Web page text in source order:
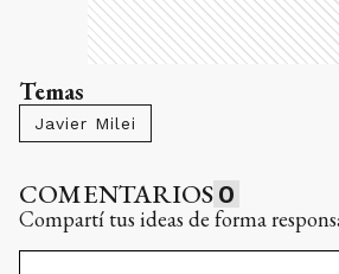
Temas
Javier Milei
COMENTARIOS 0
Compartí tus ideas de forma